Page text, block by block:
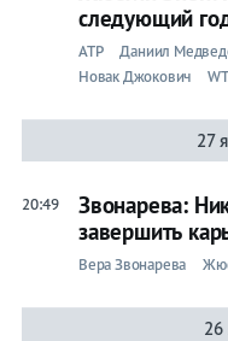
следующий
ATP Даниил
Новак Джокович
27
20:49
Звонарева:
завершить
Вера Звонарева
26
на спорт
Букмекеры
Теннис
Жюстин
Энен
Лента